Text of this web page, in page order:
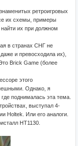
ретроигровых
их схемы, примеры
их при должном
в странах СНГ не
и превосходила их),
Brick Game (более
этого
Однако, я
, где поднималась эта тема.
выступал 4-
Holtek. Или его аналоги.
HT1130.